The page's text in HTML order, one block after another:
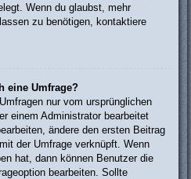
Wenn du glaubst, mehr
zu benötigen, kontaktiere
eine Umfrage?
nur vom ursprünglichen
einem Administrator bearbeitet
ändere den ersten Beitrag
der Umfrage verknüpft. Wenn
hat, dann können Benutzer die
bearbeiten. Sollte